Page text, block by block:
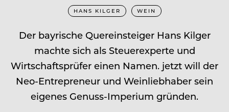
HANS KILGER WEIN
Der bayrische Quereinsteiger Hans Kilger
machte sich als Steuerexperte und
Wirtschaftsprüfer einen Namen. jetzt will der
Neo-Entrepreneur und Weinliebhaber sein
eigenes Genuss-Imperium gründen.